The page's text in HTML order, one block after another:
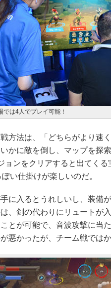
では4人でプレイ可能！
方法は、「どちらがより速
かに敵を倒し、マップを探
ョンをクリアすると出てく
い仕掛けが楽しいのだ。
に入るとうれしいし、装備
、剣の代わりにリュートが
とが可能で、音波攻撃に当
悪かったが、チーム戦では